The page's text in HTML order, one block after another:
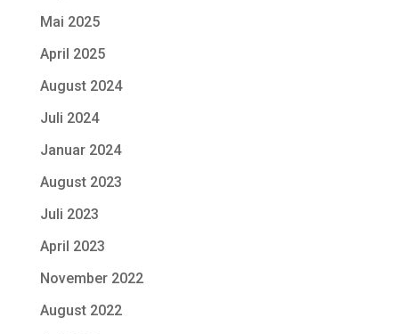
Mai 2025
April 2025
August 2024
Juli 2024
Januar 2024
August 2023
Juli 2023
April 2023
November 2022
August 2022